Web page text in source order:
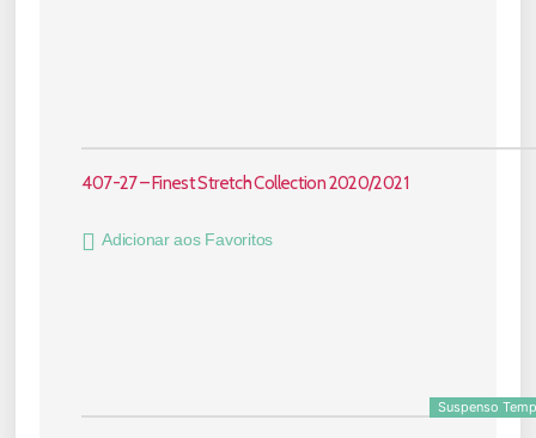
407-27 – Finest Stretch Collection 2020/2021
Adicionar aos Favoritos
Suspenso